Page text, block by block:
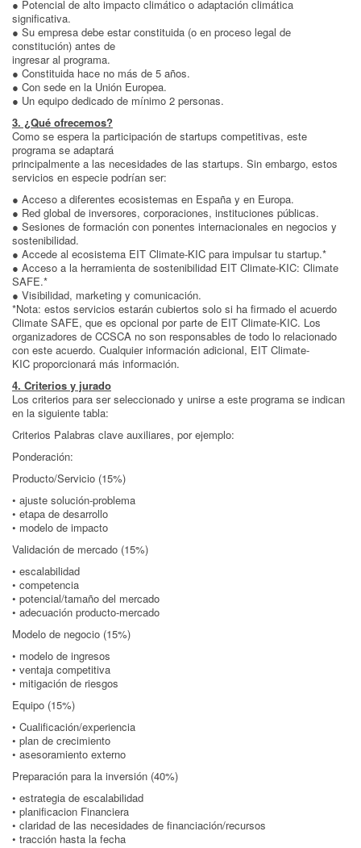
● Potencial de alto impacto climático o adaptación climática
significativa.
● Su empresa debe estar constituida (o en proceso legal de
constitución) antes de
ingresar al programa.
● Constituida hace no más de 5 años.
● Con sede en la Unión Europea.
● Un equipo dedicado de mínimo 2 personas.
3. ¿Qué ofrecemos?
Como se espera la participación de startups competitivas, este
programa se adaptará
principalmente a las necesidades de las startups. Sin embargo, estos
servicios en especie podrían ser:
● Acceso a diferentes ecosistemas en España y en Europa.
● Red global de inversores, corporaciones, instituciones públicas.
● Sesiones de formación con ponentes internacionales en negocios y
sostenibilidad.
● Accede al ecosistema EIT Climate-KIC para impulsar tu startup.*
● Acceso a la herramienta de sostenibilidad EIT Climate-KIC: Climate
SAFE.*
● Visibilidad, marketing y comunicación.
*Nota: estos servicios estarán cubiertos solo si ha firmado el acuerdo
Climate SAFE, que es opcional por parte de EIT Climate-KIC. Los
organizadores de CCSCA no son responsables de todo lo relacionado
con este acuerdo. Cualquier información adicional, EIT Climate-
KIC proporcionará más información.
4. Criterios y jurado
Los criterios para ser seleccionado y unirse a este programa se indican
en la siguiente tabla:
Criterios Palabras clave auxiliares, por ejemplo:
Ponderación:
Producto/Servicio (15%)
• ajuste solución-problema
• etapa de desarrollo
• modelo de impacto
Validación de mercado (15%)
• escalabilidad
• competencia
• potencial/tamaño del mercado
• adecuación producto-mercado
Modelo de negocio (15%)
• modelo de ingresos
• ventaja competitiva
• mitigación de riesgos
Equipo (15%)
• Cualificación/experiencia
• plan de crecimiento
• asesoramiento externo
Preparación para la inversión (40%)
• estrategia de escalabilidad
• planificacion Financiera
• claridad de las necesidades de financiación/recursos
• tracción hasta la fecha